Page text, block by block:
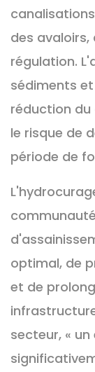
des
régulation.
sédiments
réduction
le risque de
période de
optimal, de
et de
secteur, «